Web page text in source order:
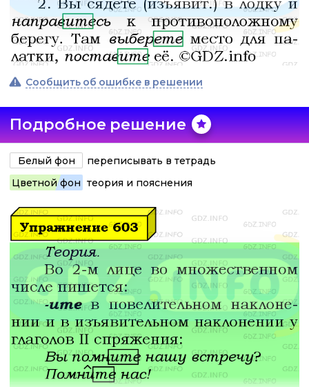
Сообщить об ошибке в решении
Подробное решение
Белый фон
переписывать в тетрадь
Цветной фон теория и пояснения